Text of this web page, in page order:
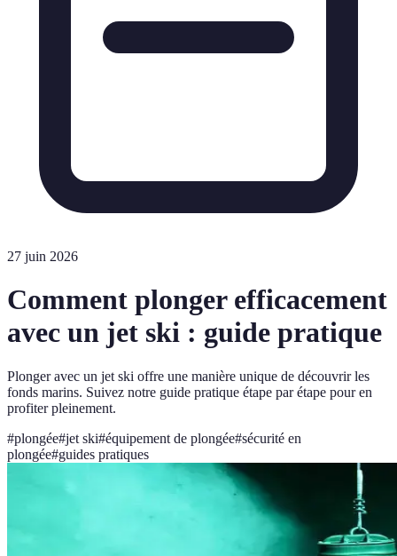
27 juin 2026
Comment plonger efficacement
avec un jet ski : guide pratique
Plonger avec un jet ski offre une manière unique de découvrir les
fonds marins. Suivez notre guide pratique étape par étape pour en
profiter pleinement.
#plongée#jet ski#équipement de plongée#sécurité en
plongée#guides pratiques